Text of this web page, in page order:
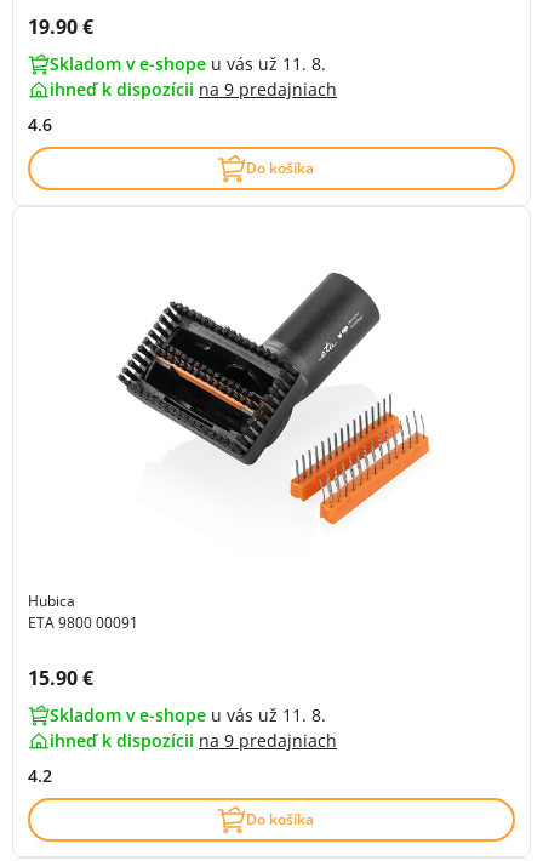
Cena s DPH:
19.90 €
Skladom v e-shope u vás už 11. 8.
ihneď k dispozícii na 9 predajniach
4.6
Do košíka
Hubica
ETA 9800 00091
Cena s DPH:
15.90 €
Skladom v e-shope u vás už 11. 8.
ihneď k dispozícii na 9 predajniach
4.2
Do košíka